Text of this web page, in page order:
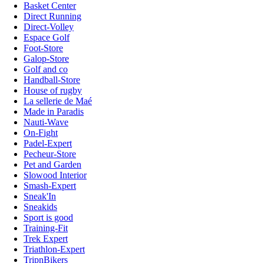
Basket Center
Direct Running
Direct-Volley
Espace Golf
Foot-Store
Galop-Store
Golf and co
Handball-Store
House of rugby
La sellerie de Maé
Made in Paradis
Nauti-Wave
On-Fight
Padel-Expert
Pecheur-Store
Pet and Garden
Slowood Interior
Smash-Expert
Sneak'In
Sneakids
Sport is good
Training-Fit
Trek Expert
Triathlon-Expert
TripnBikers